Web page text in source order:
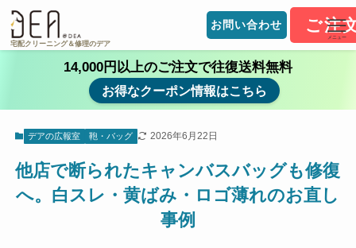
宅配クリーニング＆修理のデア
お問い合わせ ご注
メニュー
14,000円以上のご注文で往復送料無料
お得なクーポン情報はこちら
デアの広報室 鞄・バッグ 2026年6月22日
他店で断られたキャンバスバッグも修復
へ。白スレ・黄ばみ・ロゴ薄れのお直し
事例